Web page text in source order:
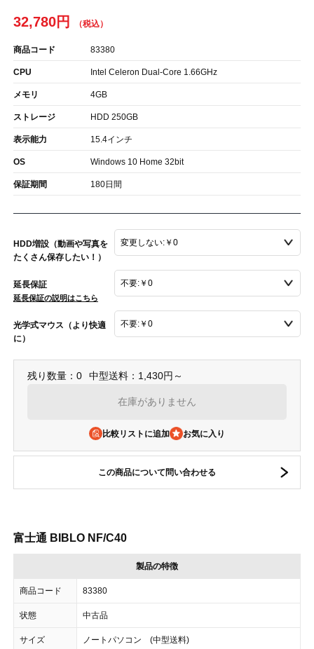
32,780円
商品コード 83380
CPU Intel Celeron Dual-Core 1.66GHz
メモリ 4GB
ストレージ HDD 250GB
表示能力 15.4インチ
OS Windows 10 Home 32bit
保証期間 180日間
HDD増設（動画や写真を
たくさん保存したい！）
延長保証
延長保証の説明はこちら
光学式マウス（より快適
に）
残り数量：0 中型送料：1,430円～
在庫がありません
比較リストに追加
この商品について問い合わせる
富士通 BIBLO NF/C40
製品の特徴
商品コード 83380
状態 中古品
サイズ ノートパソコン (中型送料)